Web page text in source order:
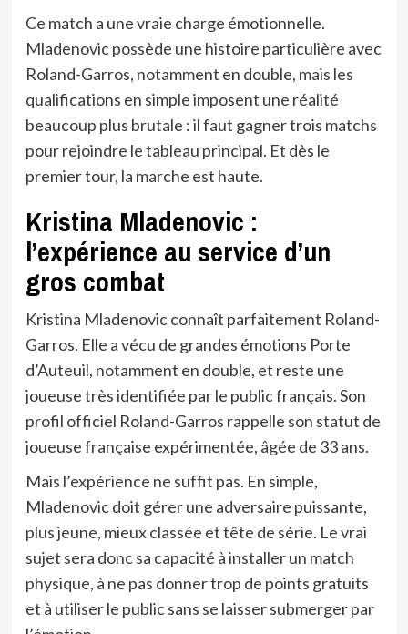
Ce match a une vraie charge émotionnelle.
Mladenovic possède une histoire particulière avec
Roland-Garros, notamment en double, mais les
qualifications en simple imposent une réalité
beaucoup plus brutale : il faut gagner trois matchs
pour rejoindre le tableau principal. Et dès le
premier tour, la marche est haute.
Kristina Mladenovic :
l’expérience au service d’un
gros combat
Kristina Mladenovic connaît parfaitement Roland-
Garros. Elle a vécu de grandes émotions Porte
d’Auteuil, notamment en double, et reste une
joueuse très identifiée par le public français. Son
profil officiel Roland-Garros rappelle son statut de
joueuse française expérimentée, âgée de 33 ans.
Mais l’expérience ne suffit pas. En simple,
Mladenovic doit gérer une adversaire puissante,
plus jeune, mieux classée et tête de série. Le vrai
sujet sera donc sa capacité à installer un match
physique, à ne pas donner trop de points gratuits
et à utiliser le public sans se laisser submerger par